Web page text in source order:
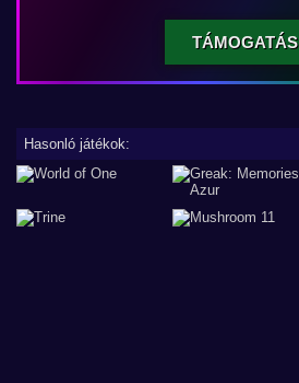
TÁMOGATÁS
Hasonló játékok: